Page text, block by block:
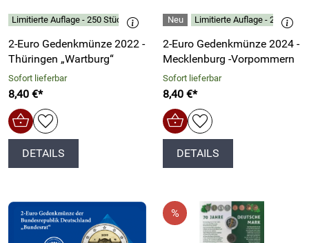
Limitierte Auflage - 250 Stück
2-Euro Gedenkmünze 2022 -
Thüringen „Wartburg“
Sofort lieferbar
8,40 €*
DETAILS
Limitierte Auflage - 250 Stück
2-Euro Gedenkmünze 2024 -
Mecklenburg -Vorpommern
Sofort lieferbar
8,40 €*
DETAILS